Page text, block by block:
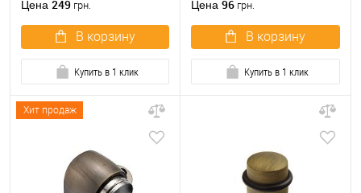
Цена 249 грн.
В корзину
Купить в 1 клик
Цена 96 грн.
В корзину
Купить в 1 клик
Хит продаж